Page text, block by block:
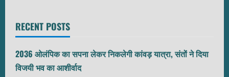
RECENT POSTS
2036 ओलंपिक का सपना लेकर निकलेगी कांवड़ यात्रा, संतों ने दिया
विजयी भव का आशीर्वाद